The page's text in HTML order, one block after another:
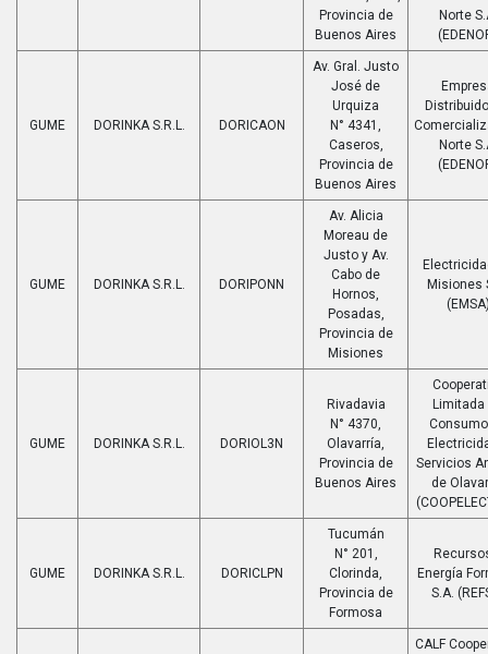
Provincia de
Buenos Aires
Norte
GUME DORINKA S.R.L. DORICAON
Av. Gral. Justo
José de
Urquiza
N° 4341,
Caseros,
Provincia de
Buenos Aires
Norte
GUME DORINKA S.R.L. DORIPONN
Av. Alicia
Moreau de
Justo y Av.
Cabo de
Hornos,
Posadas,
Provincia de
Misiones
Misiones
GUME DORINKA S.R.L. DORIOL3N
Rivadavia
N° 4370,
Olavarría,
Provincia de
Buenos Aires
Limitada
Servicios
de
GUME DORINKA S.R.L. DORICLPN
Tucumán
N° 201,
Clorinda,
Provincia de
Formosa
Energía
S.A.
CALF